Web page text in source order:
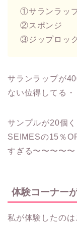
①サランラッ
②スポンジ
③ジップロッ
サランラップが
ない位得してる・
サンプルが20個
SEIMESの15％
すぎる〜〜〜〜〜
体験コーナー
私が体験したのは